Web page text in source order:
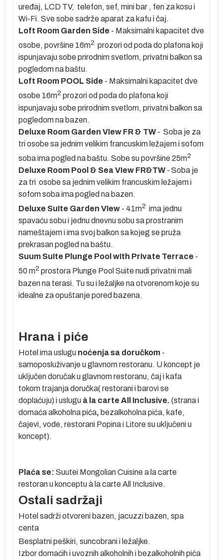
uređaj, LCD TV, telefon, sef, mini bar , fen za kosu i
Wi-Fi. Sve sobe sadrže aparat za kafu i čaj.
Loft Room Garden Side - Maksimalni kapacitet dve
osobe, površine 16m2 prozori od poda do plafona koji
ispunjavaju sobe prirodnim svetlom, privatni balkon sa
pogledom na baštu.
Loft Room POOL Side - Maksimalni kapacitet dve
osobe 16m2 prozori od poda do plafona koji
ispunjavaju sobe prirodnim svetlom, privatni balkon sa
pogledom na bazen.
Deluxe Room Garden VIew FR & TW- Soba je za
tri osobe sa jednim velikim francuskim ležajem i sofom
soba ima pogled na baštu. Sobe su površine 25m2
Deluxe Room Pool & Sea VIew FR&TW- Soba je
za tri osobe sa jednim velikim francuskim ležajem i
sofom soba ima pogled na bazen.
Deluxe SuIte Garden VIew - 41m2 ima jednu
spavaću sobu i jednu dnevnu sobu sa prostranim
nameštajem i ima svoj balkon sa kojeg se pruža
prekrasan pogled na baštu.
Suum SuIte Plunge Pool wIth PrIvate Terrace -
50 m2 prostora Plunge Pool Suite nudi privatni mali
bazen na terasi. Tu su i ležaljke na otvorenom koje su
idealne za opuštanje pored bazena.
Hrana i piće
Hotel ima uslugu noćenja sa doručkom -
samoposluživanje u glavnom restoranu. U koncept je
uključen doručak u glavnom restoranu, čaj i kafa
tokom trajanja doručka( restorani i barovi se
doplaćuju) i uslugu à la carte All Inclusive. (strana i
domaća alkoholna pića, bezalkoholna pića, kafe,
čajevi, vode, restorani Popina i Litore su uključeni u
koncept).
Plaća se: Suutei Mongolian Cuisine a la carte
restoran u konceptu à la carte All Inclusive.
Ostali sadržaji
Hotel sadrži otvoreni bazen, jacuzzi bazen, spa
centa
Besplatni peškiri, suncobrani i ležaljke.
Izbor domaćih i uvoznih alkoholnih i bezalkoholnih pića